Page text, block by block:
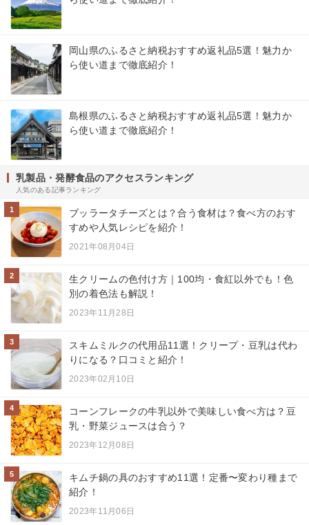
岡山県のふるさと納税おすすめ返礼品5選！魅力か
ら使い道まで徹底紹介！
島根県のふるさと納税おすすめ返礼品5選！魅力か
ら使い道まで徹底紹介！
乳製品・発酵食品のアクセスランキング
人気のある記事ランキング
1
ブッラータチーズとは？合う食材は？食べ方のおす
すめや人気レシピを紹介！
2021年08月04日
2
生クリームの色付け方｜100均・食紅以外でも！色
別の着色法も解説！
2023年11月28日
3
スキムミルクの代用品11選！クリープ・豆乳は代わ
りになる？口コミと紹介！
2023年02月10日
4
コーンフレークの牛乳以外で美味しい食べ方は？豆
乳・野菜ジュースは合う？
2023年12月08日
5
キムチ鍋の具のおすすめ11選！定番〜変わり種まで
紹介！
2023年11月06日